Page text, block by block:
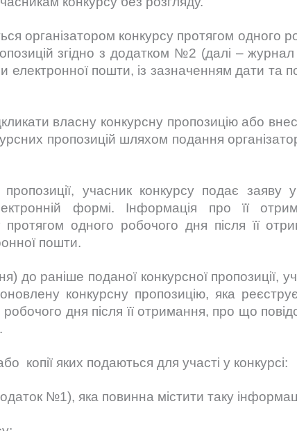
організатором конкурсу протягом одного
згідно з додатком №2 (далі –
електронної пошти, із зазначенням дати та
власну конкурсну пропозицію або
пропозицій шляхом подання
пропозиції, учасник конкурсу подає заяву
формі. Інформація про її
протягом одного робочого дня після її
пошти.
до раніше поданої конкурсної пропозиції,
конкурсну пропозицію, яка
дня після її отримання, про що
копії яких подаються для участі у конкурсі:
№1), яка повинна містити таку